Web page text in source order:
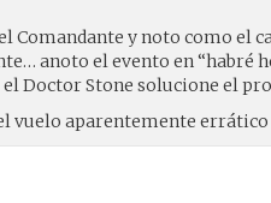
Comandante y noto como el
anoto el evento en “habré
Doctor Stone solucione el
vuelo aparentemente